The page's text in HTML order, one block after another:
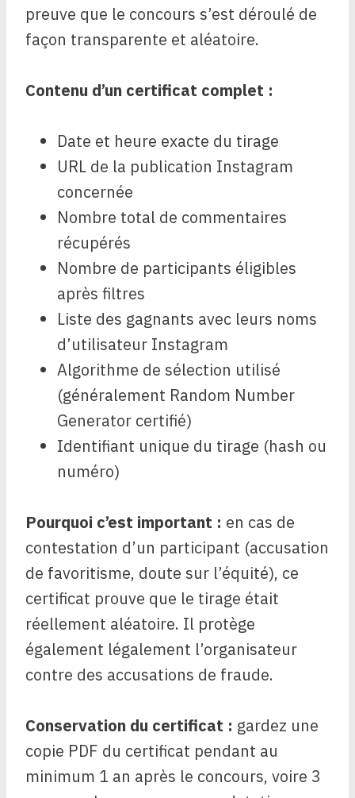
preuve que le concours s’est déroulé de
façon transparente et aléatoire.
Contenu d’un certificat complet :
Date et heure exacte du tirage
URL de la publication Instagram
concernée
Nombre total de commentaires
récupérés
Nombre de participants éligibles
après filtres
Liste des gagnants avec leurs noms
d’utilisateur Instagram
Algorithme de sélection utilisé
(généralement Random Number
Generator certifié)
Identifiant unique du tirage (hash ou
numéro)
Pourquoi c’est important : en cas de
contestation d’un participant (accusation
de favoritisme, doute sur l’équité), ce
certificat prouve que le tirage était
réellement aléatoire. Il protège
également légalement l’organisateur
contre des accusations de fraude.
Conservation du certificat : gardez une
copie PDF du certificat pendant au
minimum 1 an après le concours, voire 3